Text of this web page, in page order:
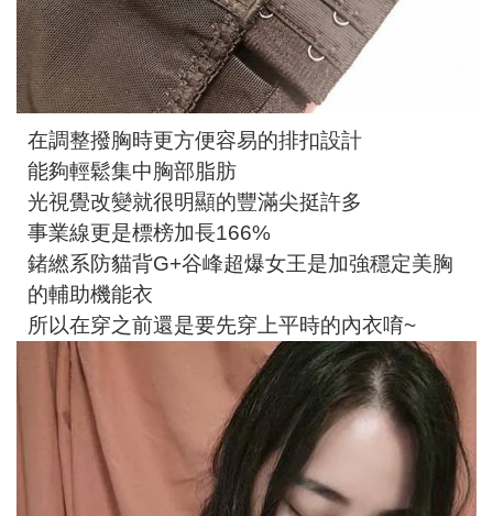
在調整撥胸時更方便容易的排扣設計
能夠輕鬆集中胸部脂肪
光視覺改變就很明顯的豐滿尖挺許多
事業線更是標榜加長166%
鍺繎系防貓背G+谷峰超爆女王是加強穩定美胸
的輔助機能衣
所以在穿之前還是要先穿上平時的內衣唷~